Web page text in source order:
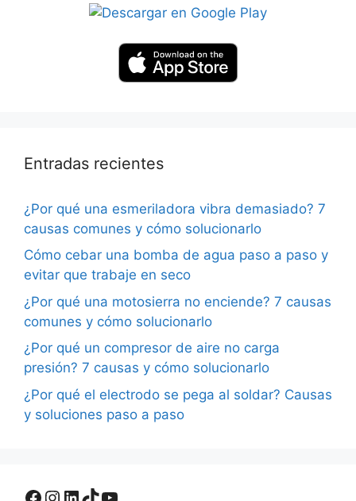
Entradas recientes
¿Por qué una esmeriladora vibra demasiado? 7
causas comunes y cómo solucionarlo
Cómo cebar una bomba de agua paso a paso y
evitar que trabaje en seco
¿Por qué una motosierra no enciende? 7 causas
comunes y cómo solucionarlo
¿Por qué un compresor de aire no carga
presión? 7 causas y cómo solucionarlo
¿Por qué el electrodo se pega al soldar? Causas
y soluciones paso a paso
Facebook
Instagram
LinkedIn
TikTok
YouTube